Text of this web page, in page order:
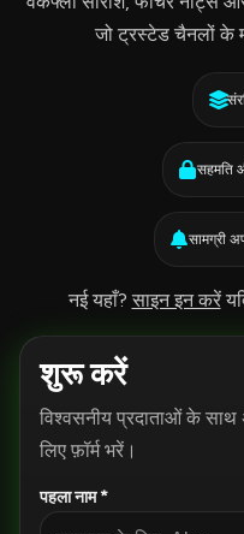
जो ट्रस्टेड चैनलों के
सहमति
सामग्री
नई यहाँ?साइन इन करें
शुरू करें
विश्वसनीय प्रदाताओं के
लिए फ़ॉर्म भरें।
पहला नाम *